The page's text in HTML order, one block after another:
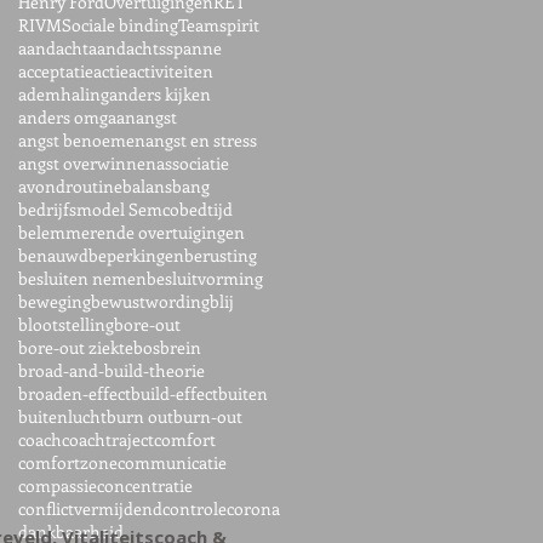
RIVMSociale bindingTeamspirit
aandachtaandachtsspanne
acceptatieactieactiviteiten
ademhalinganders kijken
anders omgaanangst
angst benoemenangst en stress
angst overwinnenassociatie
avondroutinebalansbang
bedrijfsmodel Semcobedtijd
belemmerende overtuigingen
benauwdbeperkingenberusting
besluiten nemenbesluitvorming
bewegingbewustwordingblij
blootstellingbore-out
bore-out ziektebosbrein
broad-and-build-theorie
broaden-effectbuild-effectbuiten
buitenluchtburn outburn-out
coachcoachtrajectcomfort
comfortzonecommunicatie
compassieconcentratie
conflictvermijdendcontrolecorona
dankbaarheidVitaliteitscoach &